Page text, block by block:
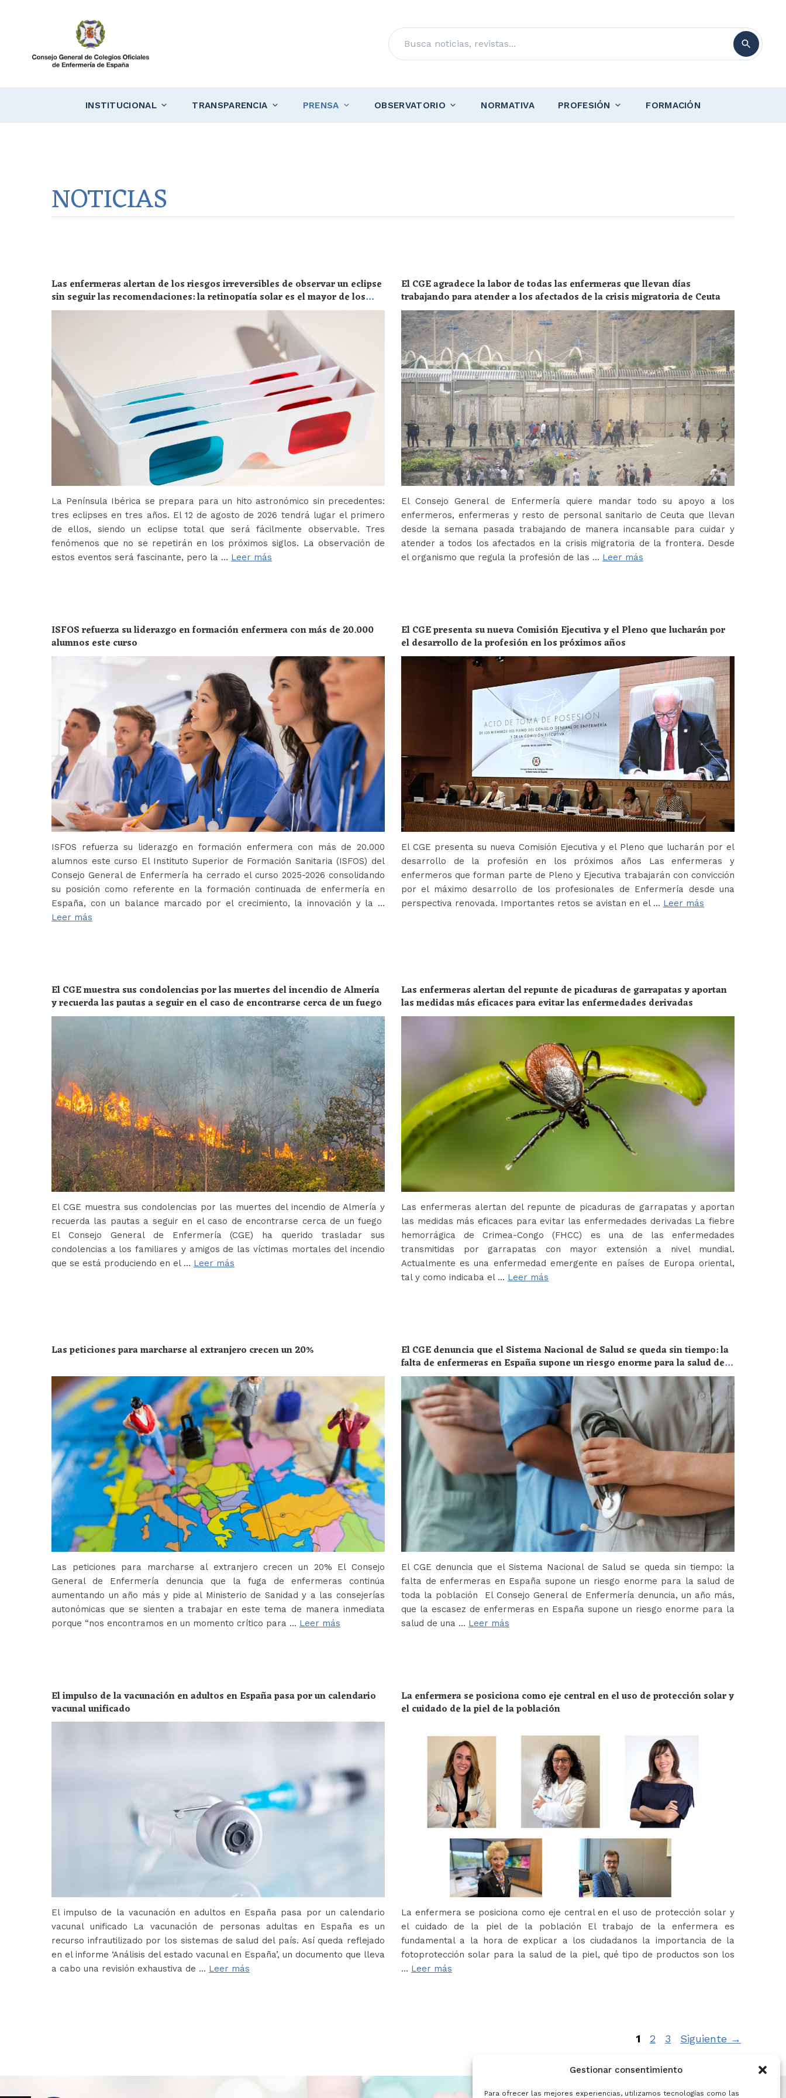
Gestionar consentimiento
Para ofrecer las mejores experiencias, utilizamos tecnologías como las
Buscar
INSTITUCIONAL TRANSPARENCIA PRENSA OBSERVATORIO NORMATIVA PROFESIÓN FORMACIÓN
NOTICIAS
Las enfermeras alertan de los riesgos irreversibles de observar un eclipse
sin seguir las recomendaciones: la retinopatía solar es el mayor de los
peligros
La Península Ibérica se prepara para un hito astronómico sin precedentes:
tres eclipses en tres años. El 12 de agosto de 2026 tendrá lugar el primero
de ellos, siendo un eclipse total que será fácilmente observable. Tres
fenómenos que no se repetirán en los próximos siglos. La observación de
estos eventos será fascinante, pero la … Leer más
El CGE agradece la labor de todas las enfermeras que llevan días
trabajando para atender a los afectados de la crisis migratoria de Ceuta
El Consejo General de Enfermería quiere mandar todo su apoyo a los
enfermeros, enfermeras y resto de personal sanitario de Ceuta que llevan
desde la semana pasada trabajando de manera incansable para cuidar y
atender a todos los afectados en la crisis migratoria de la frontera. Desde
el organismo que regula la profesión de las … Leer más
ISFOS refuerza su liderazgo en formación enfermera con más de 20.000
alumnos este curso
ISFOS refuerza su liderazgo en formación enfermera con más de 20.000
alumnos este curso El Instituto Superior de Formación Sanitaria (ISFOS) del
Consejo General de Enfermería ha cerrado el curso 2025-2026 consolidando
su posición como referente en la formación continuada de enfermería en
España, con un balance marcado por el crecimiento, la innovación y la …
Leer más
El CGE presenta su nueva Comisión Ejecutiva y el Pleno que lucharán por
el desarrollo de la profesión en los próximos años
El CGE presenta su nueva Comisión Ejecutiva y el Pleno que lucharán por el
desarrollo de la profesión en los próximos años Las enfermeras y
enfermeros que forman parte de Pleno y Ejecutiva trabajarán con convicción
por el máximo desarrollo de los profesionales de Enfermería desde una
perspectiva renovada. Importantes retos se avistan en el … Leer más
El CGE muestra sus condolencias por las muertes del incendio de Almería
y recuerda las pautas a seguir en el caso de encontrarse cerca de un fuego
El CGE muestra sus condolencias por las muertes del incendio de Almería y
recuerda las pautas a seguir en el caso de encontrarse cerca de un fuego
El Consejo General de Enfermería (CGE) ha querido trasladar sus
condolencias a los familiares y amigos de las víctimas mortales del incendio
que se está produciendo en el … Leer más
Las enfermeras alertan del repunte de picaduras de garrapatas y aportan
las medidas más eficaces para evitar las enfermedades derivadas
Las enfermeras alertan del repunte de picaduras de garrapatas y aportan
las medidas más eficaces para evitar las enfermedades derivadas La fiebre
hemorrágica de Crimea-Congo (FHCC) es una de las enfermedades
transmitidas por garrapatas con mayor extensión a nivel mundial.
Actualmente es una enfermedad emergente en países de Europa oriental,
tal y como indicaba el … Leer más
Las peticiones para marcharse al extranjero crecen un 20%
Las peticiones para marcharse al extranjero crecen un 20% El Consejo
General de Enfermería denuncia que la fuga de enfermeras continúa
aumentando un año más y pide al Ministerio de Sanidad y a las consejerías
autonómicas que se sienten a trabajar en este tema de manera inmediata
porque “nos encontramos en un momento crítico para … Leer más
El CGE denuncia que el Sistema Nacional de Salud se queda sin tiempo: la
falta de enfermeras en España supone un riesgo enorme para la salud de
toda la población
El CGE denuncia que el Sistema Nacional de Salud se queda sin tiempo: la
falta de enfermeras en España supone un riesgo enorme para la salud de
toda la población El Consejo General de Enfermería denuncia, un año más,
que la escasez de enfermeras en España supone un riesgo enorme para la
salud de una … Leer más
El impulso de la vacunación en adultos en España pasa por un calendario
vacunal unificado
El impulso de la vacunación en adultos en España pasa por un calendario
vacunal unificado La vacunación de personas adultas en España es un
recurso infrautilizado por los sistemas de salud del país. Así queda reflejado
en el informe ‘Análisis del estado vacunal en España’, un documento que lleva
a cabo una revisión exhaustiva de … Leer más
La enfermera se posiciona como eje central en el uso de protección solar y
el cuidado de la piel de la población
La enfermera se posiciona como eje central en el uso de protección solar y
el cuidado de la piel de la población El trabajo de la enfermera es
fundamental a la hora de explicar a los ciudadanos la importancia de la
fotoprotección solar para la salud de la piel, qué tipo de productos son los
… Leer más
Página
1 Página
2 Página
3 Siguiente →